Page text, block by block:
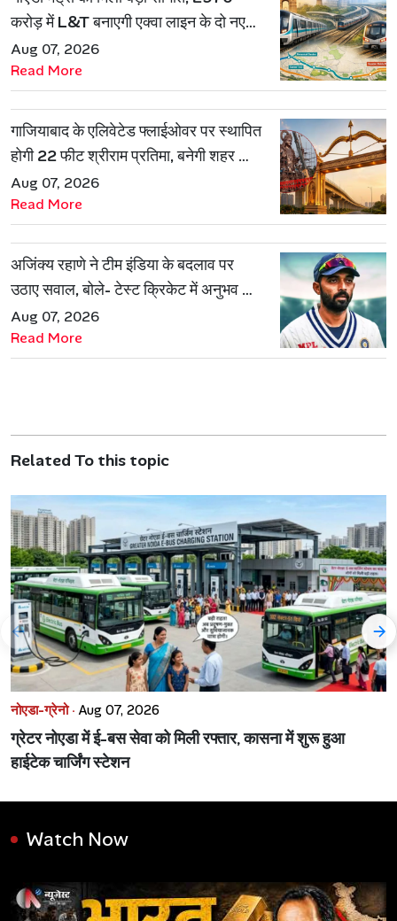
करोड़ में L&T बनाएगी एक्वा लाइन के दो नए
रूट
Aug 07, 2026
Read More
गाजियाबाद के एलिवेटेड फ्लाईओवर पर स्थापित
होगी 22 फीट श्रीराम प्रतिमा, बनेगी शहर की
नई पहचान
Aug 07, 2026
Read More
अजिंक्य रहाणे ने टीम इंडिया के बदलाव पर
उठाए सवाल, बोले- टेस्ट क्रिकेट में अनुभव की
जरूरत हमेशा रहेगी
Aug 07, 2026
Read More
Related To this topic
नोएडा-ग्रेनो · Aug 07, 2026
ग्रेटर नोएडा में ई-बस सेवा को मिली रफ्तार, कासना में शुरू हुआ
हाईटेक चार्जिंग स्टेशन
Watch Now